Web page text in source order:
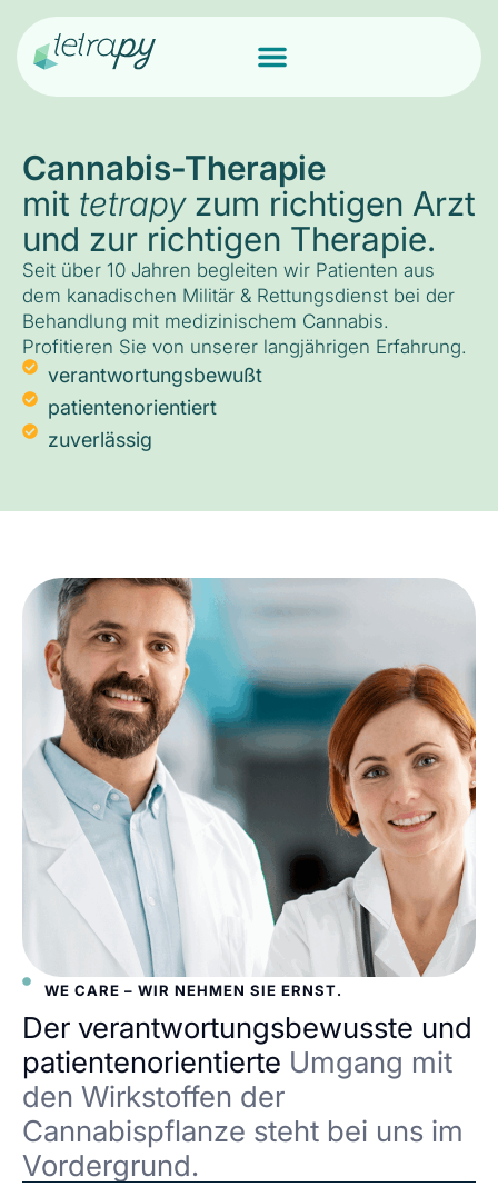
Cannabis-Therapie
mit tetrapyzum richtigen Arzt
und zur richtigen Therapie.
Seit über 10 Jahren begleiten wir Patienten aus
dem kanadischen Militär & Rettungsdienst bei der
Behandlung mit medizinischem Cannabis.
Profitieren Sie von unserer langjährigen Erfahrung.
verantwortungsbewußt
patientenorientiert
zuverlässig
WE CARE – WIR NEHMEN SIE ERNST.
Der verantwortungsbewusste und
patientenorientierte Umgang mit
den Wirkstoffen der
Cannabispflanze steht bei uns im
Vordergrund.